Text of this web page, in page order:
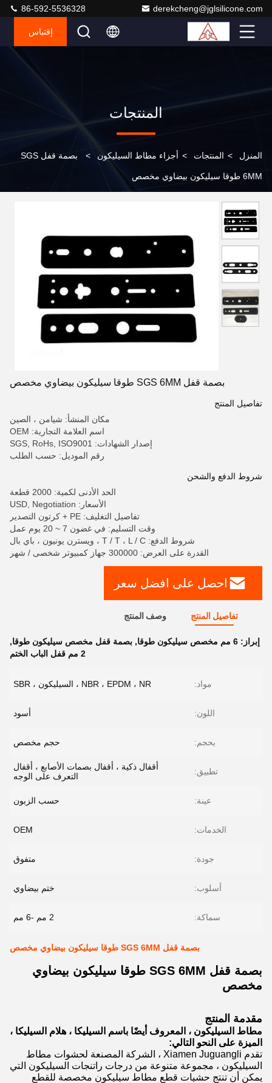
derekcheng@jglsilicone.com
86-592-5536328
إقتباس
المنتجات
المنزل > المنتجات > أجزاء مطاط السيليكون > بصمة قفل SGS
6MM طوقا سيليكون بيضاوي مخصص
بصمة قفل SGS 6MM طوقا سيليكون بيضاوي مخصص
تفاصيل المنتج
مكان المنشأ: شيامن ، الصين
اسم العلامة التجارية: OEM
إصدار الشهادات: SGS, RoHs, ISO9001
رقم الموديل: حسب الطلب
شروط الدفع والشحن
الحد الأدنى لكمية: 2000 قطعة
الأسعار: USD, Negotiation
تفاصيل التغليف: PE + كرتون التصدير
وقت التسليم: في غضون 7 ~ 20 يوم عمل
شروط الدفع: T / T ، L / C ، ويسترن يونيون ، باي بال
القدرة على العرض: 300000 جهاز كمبيوتر شخصى / شهر
احصل على افضل سعر
تفاصيل المنتج وصف المنتج
إبراز: 6 مم مخصص سيليكون طوقا , بصمة قفل مخصص سيليكون طوقا,
2 مم قفل الباب الختم
مواد: NBR ، EPDM ، NR ، السيليكون ، SBR
اللون: أسود
بحجم: حجم مخصص
تطبيق:
أقفال ذكية ، أقفال بصمات الأصابع ، أقفال
التعرف على الوجه
عينة: حسب الزبون
الخدمات: OEM
جودة: متفوق
أسلوب: ختم بيضاوي
سماكة: 2 مم -6 مم
بصمة قفل SGS 6MM طوقا سيليكون بيضاوي مخصص
بصمة قفل SGS 6MM طوقا سيليكون بيضاوي
مخصص
مقدمة المنتج
مطاط السيليكون ، المعروف أيضًا باسم السيليكا ، هلام السيليكا ،
الميزة على النحو التالي:
تقدم Xiamen Juguangli ، الشركة المصنعة لحشوات مطاط
السيليكون ، مجموعة متنوعة من درجات راتنجات السيليكون التي
يمكن أن تنتج حشيات قطع مطاط سيليكون مخصصة للقطع